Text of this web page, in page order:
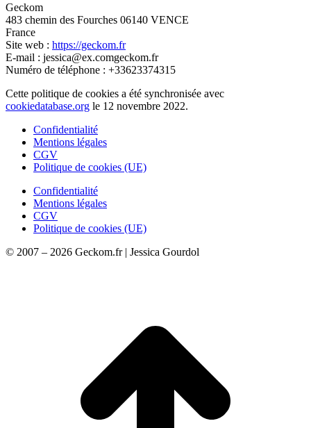
Geckom
483 chemin des Fourches 06140 VENCE
France
Site web : https://geckom.fr
E-mail : jessica@ex.comgeckom.fr
Numéro de téléphone : +33623374315
Cette politique de cookies a été synchronisée avec
cookiedatabase.org le 12 novembre 2022.
Confidentialité
Mentions légales
CGV
Politique de cookies (UE)
Confidentialité
Mentions légales
CGV
Politique de cookies (UE)
© 2007 – 2026 Geckom.fr | Jessica Gourdol